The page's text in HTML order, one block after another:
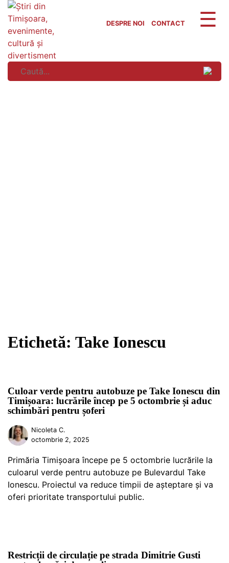
Skip
content
DESPRE NOI CONTACT
Etichetă: Take Ionescu
Culoar verde pentru autobuze pe Take Ionescu din
Timișoara: lucrările încep pe 5 octombrie și aduc
schimbări pentru șoferi
Nicoleta C.
octombrie 2, 2025
Primăria Timișoara începe pe 5 octombrie lucrările la
culoarul verde pentru autobuze pe Bulevardul Take
Ionescu. Proiectul va reduce timpii de așteptare și va
oferi prioritate transportului public.
Restricții de circulație pe strada Dimitrie Gusti